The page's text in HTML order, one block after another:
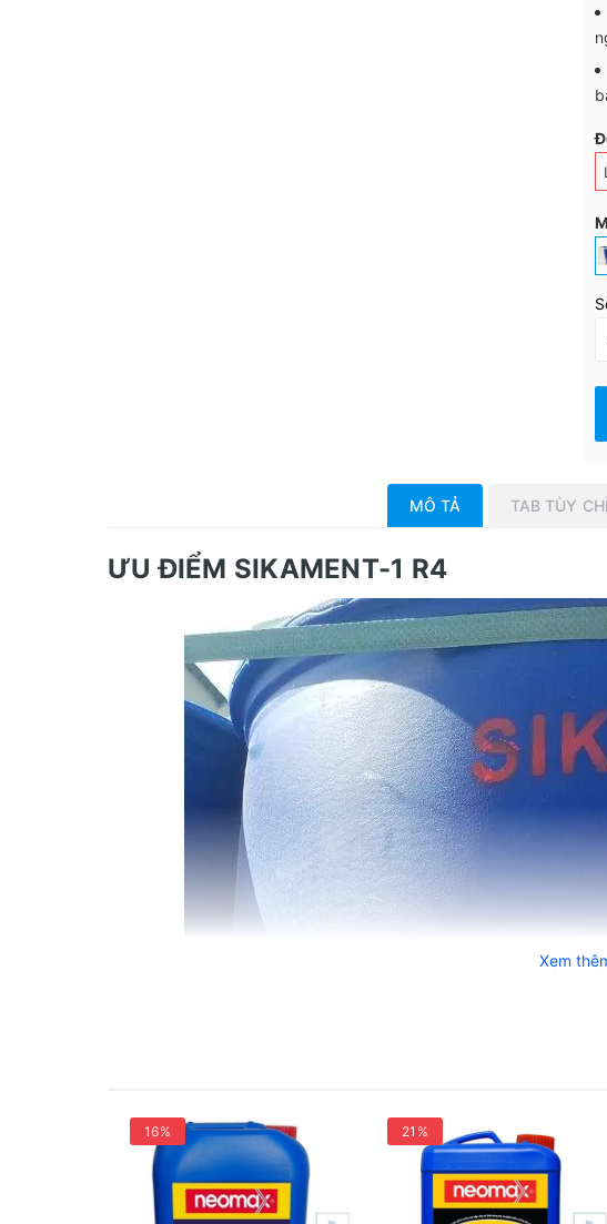
MÔ TẢ TAB TÙY
ƯU ĐIỂM SIKAMENT-1 R4
Xem
16% 21%